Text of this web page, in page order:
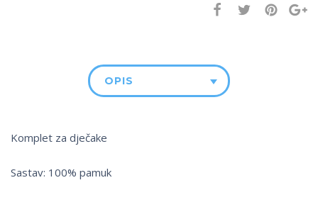
OPIS
Komplet za dječake
Sastav: 100% pamuk